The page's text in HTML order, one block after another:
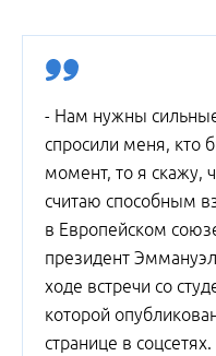
- Нам нужны
спросили меня, кто
момент, то я скажу,
считаю способным
в Европейском
президент
ходе встречи со
которой
странице в соцсетях.